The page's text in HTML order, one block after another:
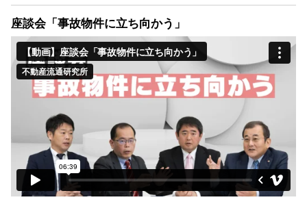
座談会「事故物件に立ち向かう」